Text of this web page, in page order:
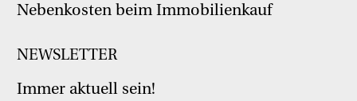
Nebenkosten beim Immobilienkauf
NEWSLETTER
Immer aktuell sein!